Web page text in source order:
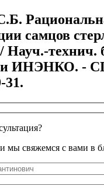
самцов
технич.
ИНЭНКО. -
31.
и мы свяжемся с вами в